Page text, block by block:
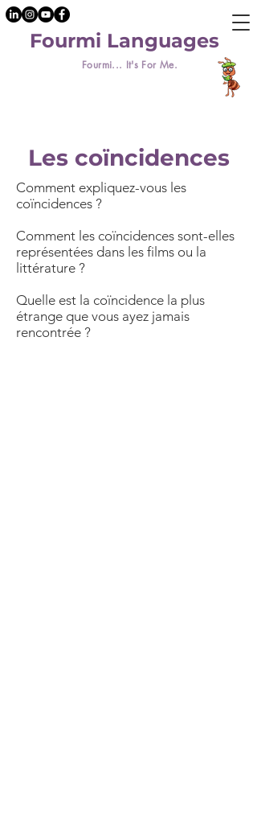
Fourmi... It's For Me.
Fourmi Languages
Les coïncidences
Comment expliquez-vous les
coïncidences ?
Comment les coïncidences sont-elles
représentées dans les films ou la
littérature ?
Quelle est la coïncidence la plus
étrange que vous ayez jamais
rencontrée ?